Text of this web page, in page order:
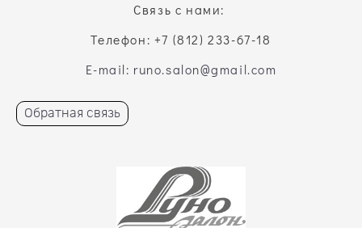
Связь с нами:
Телефон: +7 (812) 233-67-18
E-mail: runo.salon@gmail.com
Обратная связь